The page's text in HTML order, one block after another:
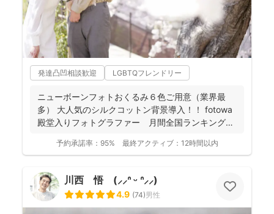
発達凸凹相談歓迎 LGBTQフレンドリー
ニューボーンフォトおくるみ６色ご用意（業界最
多） 大人気のシルクコットン背景導入！！ fotowa
殿堂入りフォトグラファー 月間全国ランキング１
予約承諾率： 95% 最終アクティブ： 12時間以内
川西 悟 (⸝⸝ᐢ ᵕ ᐢ⸝⸝)
4.9 (74)男性